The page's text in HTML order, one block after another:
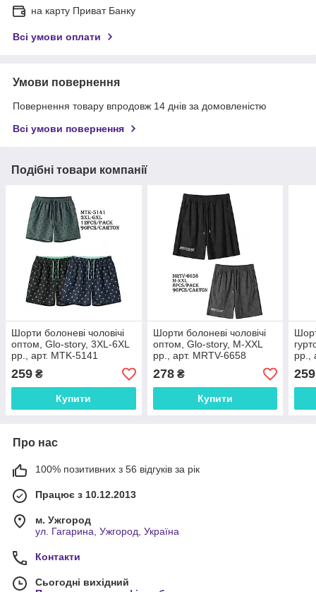
на карту Приват Банку
Всі умови оплати
Умови повернення
Повернення товару впродовж 14 днів за домовленістю
Всі умови повернення
Подібні товари компанії
Шорти болоневі чоловічі
оптом, Glo-story, 3XL-6XL
рр., арт. MTK-5141
259 ₴
Купити
Шорти болоневі чоловічі
оптом, Glo-story, M-XXL
рр., арт. MRTV-6658
278₴
Купити
рр.,
259
Про нас
100% позитивних з 56 відгуків за рік
Працює з 10.12.2013
м. Ужгород
ул. Гагарина, Ужгород, Україна
Контакти
Сьогодні вихідний